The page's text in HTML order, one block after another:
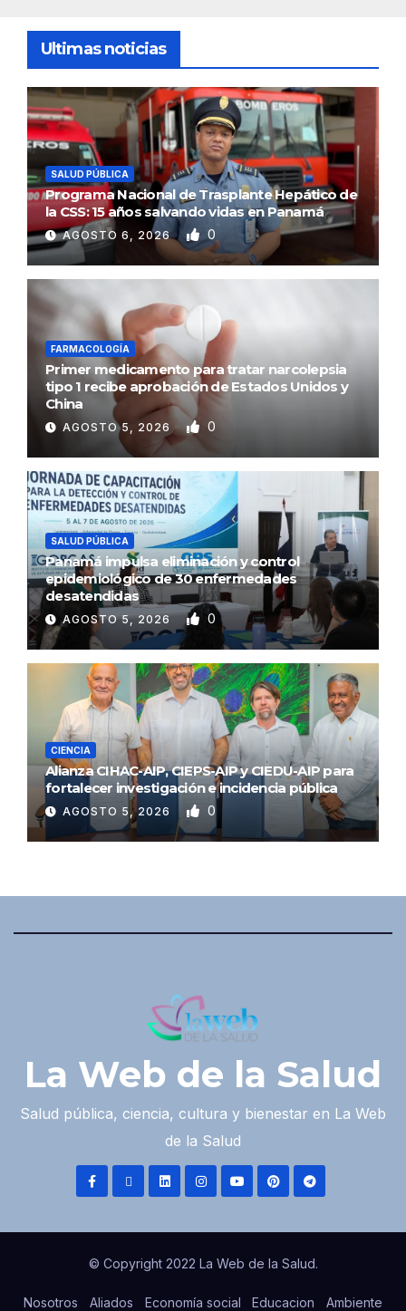
Ultimas noticias
SALUD PÚBLICA
Programa Nacional de Trasplante Hepático de
la CSS: 15 años salvando vidas en Panamá
AGOSTO 6, 2026 0
FARMACOLOGÍA
Primer medicamento para tratar narcolepsia
tipo 1 recibe aprobación de Estados Unidos y
China
AGOSTO 5, 2026 0
SALUD PÚBLICA
Panamá impulsa eliminación y control
epidemiológico de 30 enfermedades
desatendidas
AGOSTO 5, 2026 0
CIENCIA
Alianza CIHAC-AIP, CIEPS-AIP y CIEDU-AIP para
fortalecer investigación e incidencia pública
AGOSTO 5, 2026 0
La Web de la Salud
Salud pública, ciencia, cultura y bienestar en La Web
de la Salud
© Copyright 2022 La Web de la Salud.
Nosotros Aliados Economía social Educacion Ambiente